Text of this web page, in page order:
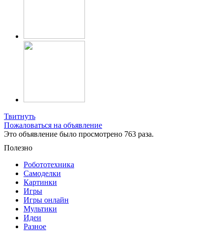
Твитнуть
Пожаловаться на объявление
Это объявление было просмотрено 763 раза.
Полезно
Робототехника
Самоделки
Картинки
Игры
Игры онлайн
Мультики
Идеи
Разное